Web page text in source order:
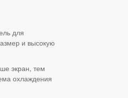
для
и высокую
экран, тем
охлаждения